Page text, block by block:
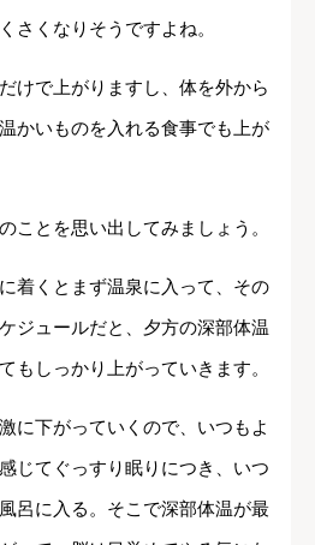
さくなりそうですよね。
けで上がりますし、体を外から
かいものを入れる食事でも上が
ことを思い出してみましょう。
着くとまず温泉に入って、その
ジュールだと、夕方の深部体温
もしっかり上がっていきます。
に下がっていくので、いつもよ
じてぐっすり眠りにつき、いつ
呂に入る。そこで深部体温が最